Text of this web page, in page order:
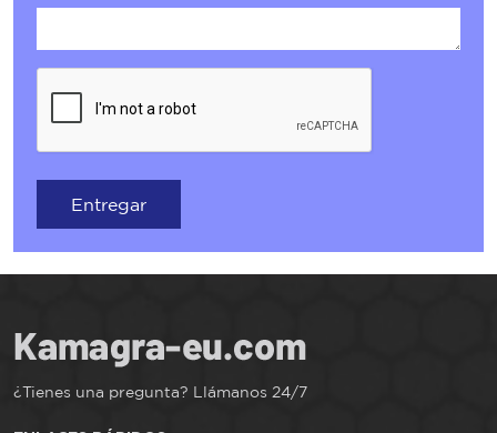
Entregar
¿Tienes una pregunta? Llámanos 24/7